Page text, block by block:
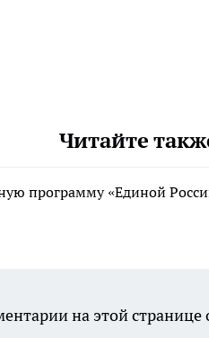
Читайте
программу «Единой
на этой